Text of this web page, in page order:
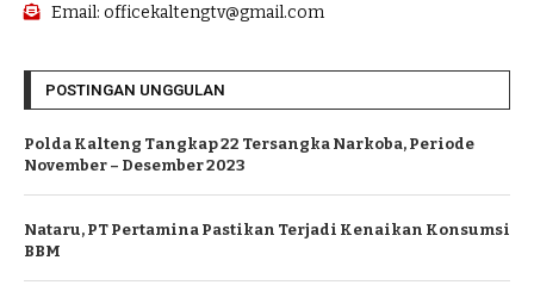
Email: officekaltengtv@gmail.com
POSTINGAN UNGGULAN
Polda Kalteng Tangkap 22 Tersangka Narkoba, Periode
November – Desember 2023
Nataru, PT Pertamina Pastikan Terjadi Kenaikan Konsumsi
BBM